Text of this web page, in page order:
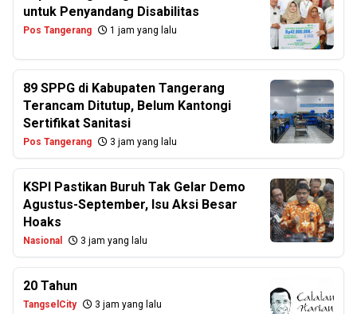
untuk Penyandang Disabilitas
Pos Tangerang 1 jam yang lalu
89 SPPG di Kabupaten Tangerang
Terancam Ditutup, Belum Kantongi
Sertifikat Sanitasi
Pos Tangerang 3 jam yang lalu
KSPI Pastikan Buruh Tak Gelar Demo
Agustus-September, Isu Aksi Besar
Hoaks
Nasional 3 jam yang lalu
20 Tahun
TangselCity 3 jam yang lalu